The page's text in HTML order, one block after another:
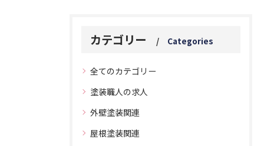
カテゴリー Categories
全てのカテゴリー
塗装職人の求人
外壁塗装関連
屋根塗装関連